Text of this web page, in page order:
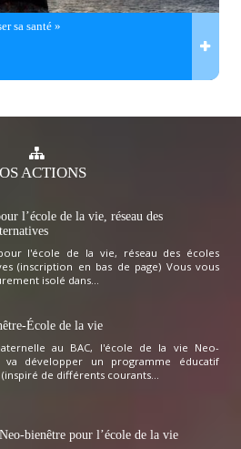
sa santé »
ACTIONS
l’école de la vie, réseau des
l'école de la vie, réseau des écoles
(inscription en bas de page) Vous vous
isolé dans...
École de la vie
au BAC, l'école de la vie Neo-
va développer un programme éducatif
de différents courants...
bienêtre pour l’école de la vie